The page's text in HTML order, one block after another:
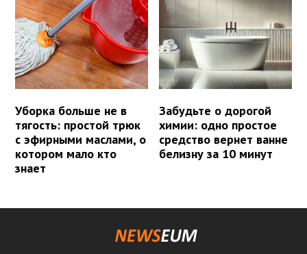
Уборка больше не в
тягость: простой трюк
с эфирными маслами, о
котором мало кто
знает
Забудьте о дорогой
химии: одно простое
средство вернет ванне
белизну за 10 минут